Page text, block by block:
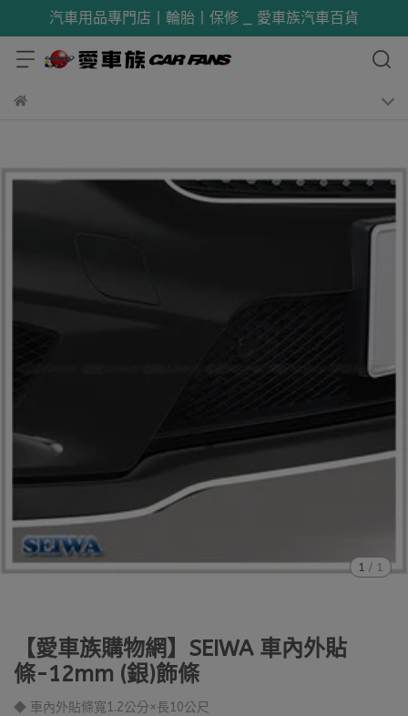
汽車用品專門店丨輪胎丨保修 _ 愛車族汽車百貨
1 / 1
【愛車族購物網】SEIWA 車內外貼
條-12mm (銀)飾條
◆ 車內外貼條寬1.2公分×長10公尺